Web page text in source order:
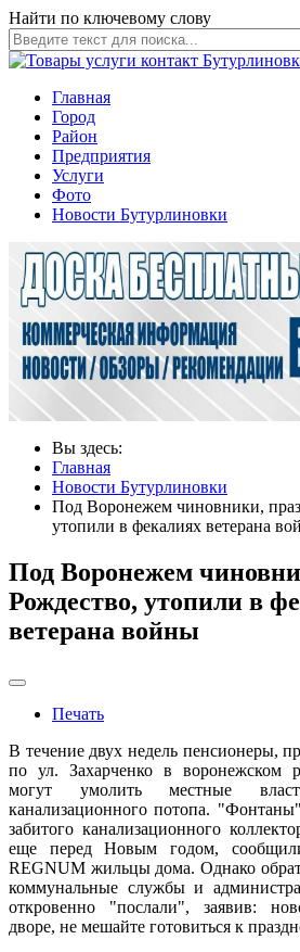
Найти по ключевому слову
Главная
Город
Район
Предприятия
Услуги
Фото
Новости Бутурлиновки
Вы здесь:
Главная
Новости Бутурлиновки
Под Воронежем чиновники,
утопили в фекалиях ветерана
Под Воронежем
Рождество, утопили в
ветерана войны
Печать
В течение двух недель пенсионеры,
по ул. Захарченко в воронежском
могут умолить местные
канализационного потопа.
забитого канализационного
еще перед Новым годом,
REGNUM жильцы дома. Однако
коммунальные службы и
откровенно "послали", заявив:
дворе, не мешайте готовиться к